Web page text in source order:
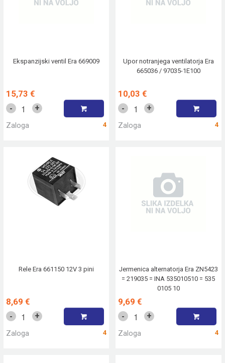
Ekspanzijski ventil Era 669009
15,73 €
- +
Zaloga 4
Upor notranjega ventilatorja Era
665036 / 97035-1E100
10,03 €
- +
Zaloga 4
Rele Era 661150 12V 3 pini
8,69 €
- +
Zaloga 4
Jermenica alternatorja Era ZN5423
= 219035 = INA 535010510 = 535
0105 10
9,69 €
- +
Zaloga 4